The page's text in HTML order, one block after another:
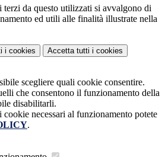
terzi da questo utilizzati si avvalgono di
ed utili alle finalità illustrate nella
i cookies Accetta tutti i cookies
scegliere quali cookie consentire.
che consentono il funzionamento della
disabilitarli.
cookie necessari al funzionamento potete
.